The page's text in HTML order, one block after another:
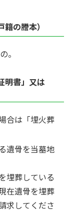
の謄本）
。
明書」又は
合は「埋火葬
遺骨を当墓地
埋葬している
在遺骨を埋葬
求してくださ